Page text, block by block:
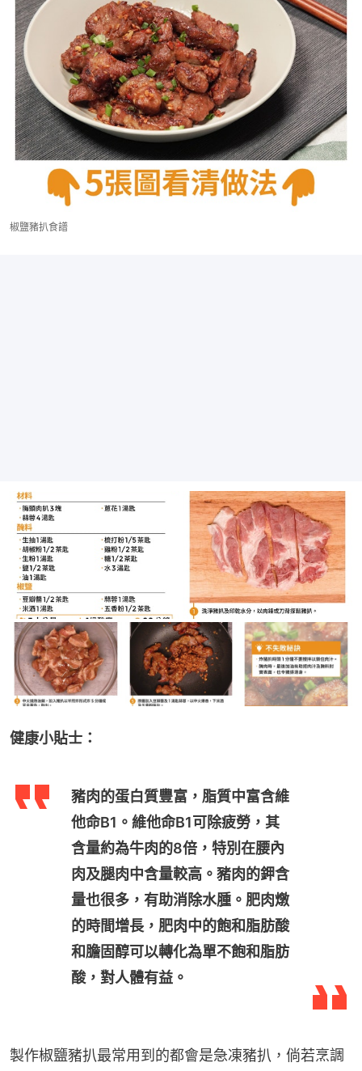
椒鹽豬扒食譜
健康小貼士：
豬肉的蛋白質豐富，脂質中富含維
他命B1。維他命B1可除疲勞，其
含量約為牛肉的8倍，特別在腰內
肉及腿肉中含量較高。豬肉的鉀含
量也很多，有助消除水腫。肥肉燉
的時間增長，肥肉中的飽和脂肪酸
和膽固醇可以轉化為單不飽和脂肪
酸，對人體有益。
製作椒鹽豬扒最常用到的都會是急凍豬扒，倘若烹調